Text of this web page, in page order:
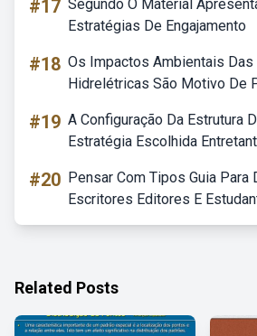
#17 Segundo O Material
Estratégias De Engajamento
#18 Os Impactos Ambientais Das
Hidrelétricas São Motivo De
#19 A Configuração Da Estrutura
Estratégia Escolhida
#20 Pensar Com Tipos Guia Para
Escritores Editores E
Related Posts